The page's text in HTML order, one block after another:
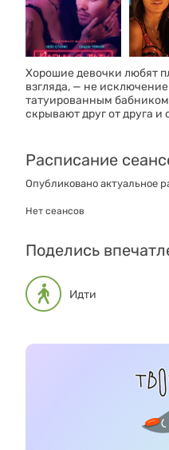
Хорошие девочки любят
взгляда, — не
татуированным
скрывают друг от друга и
Расписание
Опубликовано актуальное
Нет сеансов
Поделись
Идти